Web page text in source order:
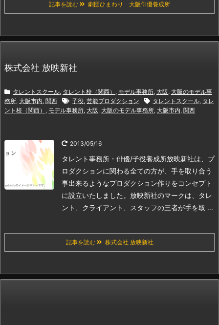
記事を読む 劇団ひまわり 大阪俳優養成所
株式会社 放映新社
タレントスクール, タレント校（関西） , モデル事務所, 大阪, 大阪のモデル事
務所, 大阪市内, 関西 子役, 芸能プロダクション タレントスクール, タレ
ント校（関西） , モデル事務所, 大阪, 大阪のモデル事務所, 大阪市内, 関西
2013/05/16
タレント事務所・俳優/子役養成所放映新社は、プ
ロダクションに関わる全ての方が、手を取り合う
事出来るようなプロダクション作りをコンセプト
に設立いたしました。放映新社のマークは、タレ
ント、クライアント、スタッフの三者が手を取 ...
記事を読む 株式会社 放映新社